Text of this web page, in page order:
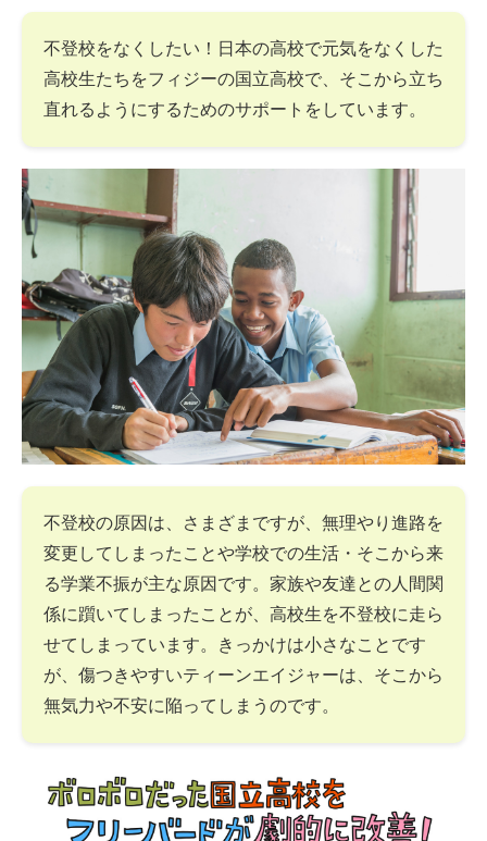
不登校をなくしたい！日本の高校で元気をなくした
高校生たちをフィジーの国立高校で、そこから立ち
直れるようにするためのサポートをしています。
不登校の原因は、さまざまですが、無理やり進路を
変更してしまったことや学校での生活・そこから来
る学業不振が主な原因です。家族や友達との人間関
係に躓いてしまったことが、高校生を不登校に走ら
せてしまっています。きっかけは小さなことです
が、傷つきやすいティーンエイジャーは、そこから
無気力や不安に陥ってしまうのです。